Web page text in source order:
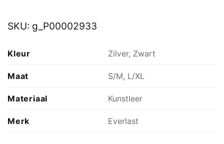
SKU: g_P00002933
Kleur Zilver, Zwart
Maat S/M, L/XL
Materiaal Kunstleer
Merk Everlast